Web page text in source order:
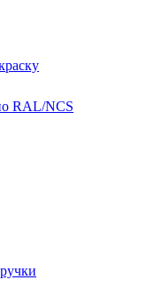
RAL/NCS